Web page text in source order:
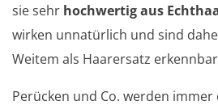
sie sehr hochwertig aus
wirken unnatürlich und sind
Weitem als Haarersatz
Perücken und Co. werden